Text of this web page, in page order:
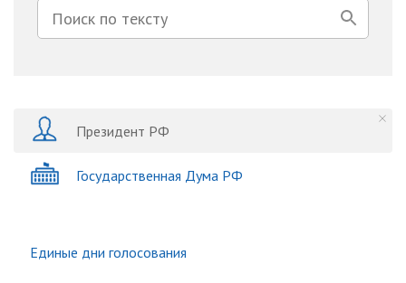
Президент РФ
Государственная Дума РФ
Единые дни голосования